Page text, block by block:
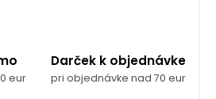
eur
Darček k objednávke
pri objednávke nad 70 eur